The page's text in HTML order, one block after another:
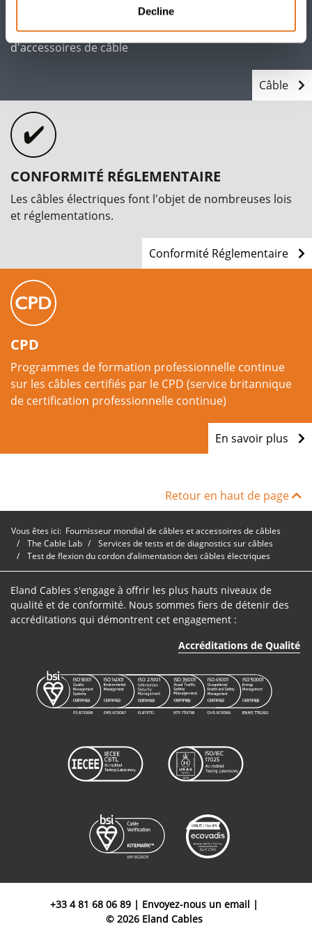
Decline
Un portefeuille complet de câbles d'alimentation, de
données, de contrôle et d'instrumentation et
d'accessoires de câble
Câble
CONFORMITÉ RÉGLEMENTAIRE
Les câbles électriques font l'objet de nombreuses lois
et réglementations.
Conformité Réglementaire
CPD
Programmes de formation professionnelle continue
sur les câbles certifiés par le CPD (service britannique
de certification professionnelle continue)
En savoir plus
Retour en haut de page
Vous êtes ici: Fournisseur mondial de câbles et accessoires de câbles
The Cable Lab
Services de tests et de diagnostics sur câbles
Test de flexion du cordon d’alimentation des câbles électriques
Eland Cables s'engage à offrir les plus hauts niveaux de
qualité et de conformité. Nous sommes fiers de détenir des
accréditations qui démontrent cet engagement :
Accréditations de Qualité
+33 4 81 68 06 89 | Envoyez-nous un email |
© 2026 Eland Cables